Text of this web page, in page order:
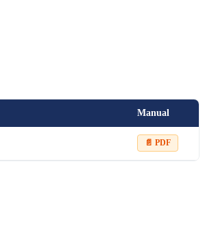
Manual
📄 PDF